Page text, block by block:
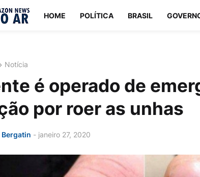
HOME POLÍTICA BRASIL
Notícia
é operado de
por roer as unhas
- janeiro 27, 2020